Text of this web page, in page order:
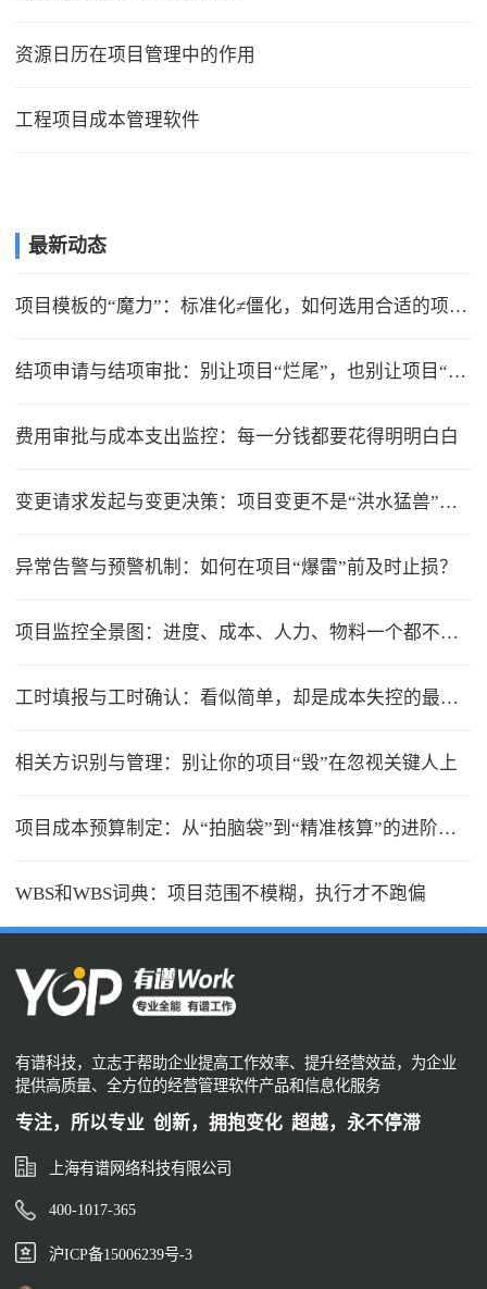
资源日历在项目管理中的作用
工程项目成本管理软件
最新动态
项目模板的“魔力”：标准化≠僵化，如何选用合适的项目模版？
结项申请与结项审批：别让项目“烂尾”，也别让项目“无限延期”
费用审批与成本支出监控：每一分钱都要花得明明白白
变更请求发起与变更决策：项目变更不是“洪水猛兽”，但要管住流程
异常告警与预警机制：如何在项目“爆雷”前及时止损？
项目监控全景图：进度、成本、人力、物料一个都不能少
工时填报与工时确认：看似简单，却是成本失控的最大漏洞
相关方识别与管理：别让你的项目“毁”在忽视关键人上
项目成本预算制定：从“拍脑袋”到“精准核算”的进阶之路
WBS和WBS词典：项目范围不模糊，执行才不跑偏
有谱科技，立志于帮助企业提高工作效率、提升经营效益，为企业
提供高质量、全方位的经营管理软件产品和信息化服务
专注，所以专业 创新，拥抱变化 超越，永不停滞
上海有谱网络科技有限公司
400-1017-365
沪ICP备15006239号-3